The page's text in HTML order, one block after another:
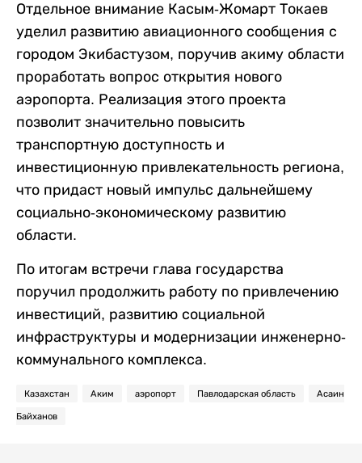
Отдельное внимание Касым-Жомарт Токаев
уделил развитию авиационного сообщения с
городом Экибастузом, поручив акиму области
проработать вопрос открытия нового
аэропорта. Реализация этого проекта
позволит значительно повысить
транспортную доступность и
инвестиционную привлекательность региона,
что придаст новый импульс дальнейшему
социально-экономическому развитию
области.
По итогам встречи глава государства
поручил продолжить работу по привлечению
инвестиций, развитию социальной
инфраструктуры и модернизации инженерно-
коммунального комплекса.
Казахстан Аким аэропорт Павлодарская область Асаин
Байханов